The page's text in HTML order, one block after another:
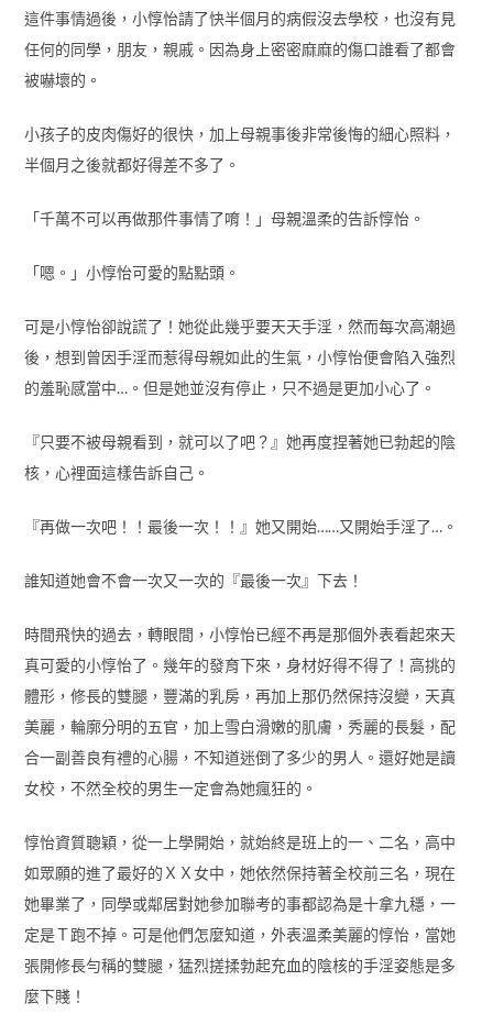
這件事情過後，小惇怡請了快半個月的病假沒去學校，也沒有見
任何的同學，朋友，親戚。因為身上密密麻麻的傷口誰看了都會
被嚇壞的。
小孩子的皮肉傷好的很快，加上母親事後非常後悔的細心照料，
半個月之後就都好得差不多了。
「千萬不可以再做那件事情了唷！」母親溫柔的告訴惇怡。
「嗯。」小惇怡可愛的點點頭。
可是小惇怡卻說謊了！她從此幾乎要天天手淫，然而每次高潮過
後，想到曾因手淫而惹得母親如此的生氣，小惇怡便會陷入強烈
的羞恥感當中…。但是她並沒有停止，只不過是更加小心了。
『只要不被母親看到，就可以了吧？』她再度捏著她已勃起的陰
核，心裡面這樣告訴自己。
『再做一次吧！！最後一次！！』她又開始……又開始手淫了…。
誰知道她會不會一次又一次的『最後一次』下去！
時間飛快的過去，轉眼間，小惇怡已經不再是那個外表看起來天
真可愛的小惇怡了。幾年的發育下來，身材好得不得了！高挑的
體形，修長的雙腿，豐滿的乳房，再加上那仍然保持沒變，天真
美麗，輪廓分明的五官，加上雪白滑嫩的肌膚，秀麗的長髮，配
合一副善良有禮的心腸，不知道迷倒了多少的男人。還好她是讀
女校，不然全校的男生一定會為她瘋狂的。
惇怡資質聰穎，從一上學開始，就始終是班上的一、二名，高中
如眾願的進了最好的ＸＸ女中，她依然保持著全校前三名，現在
她畢業了，同學或鄰居對她參加聯考的事都認為是十拿九穩，一
定是Ｔ跑不掉。可是他們怎麼知道，外表溫柔美麗的惇怡，當她
張開修長勻稱的雙腿，猛烈搓揉勃起充血的陰核的手淫姿態是多
麼下賤！